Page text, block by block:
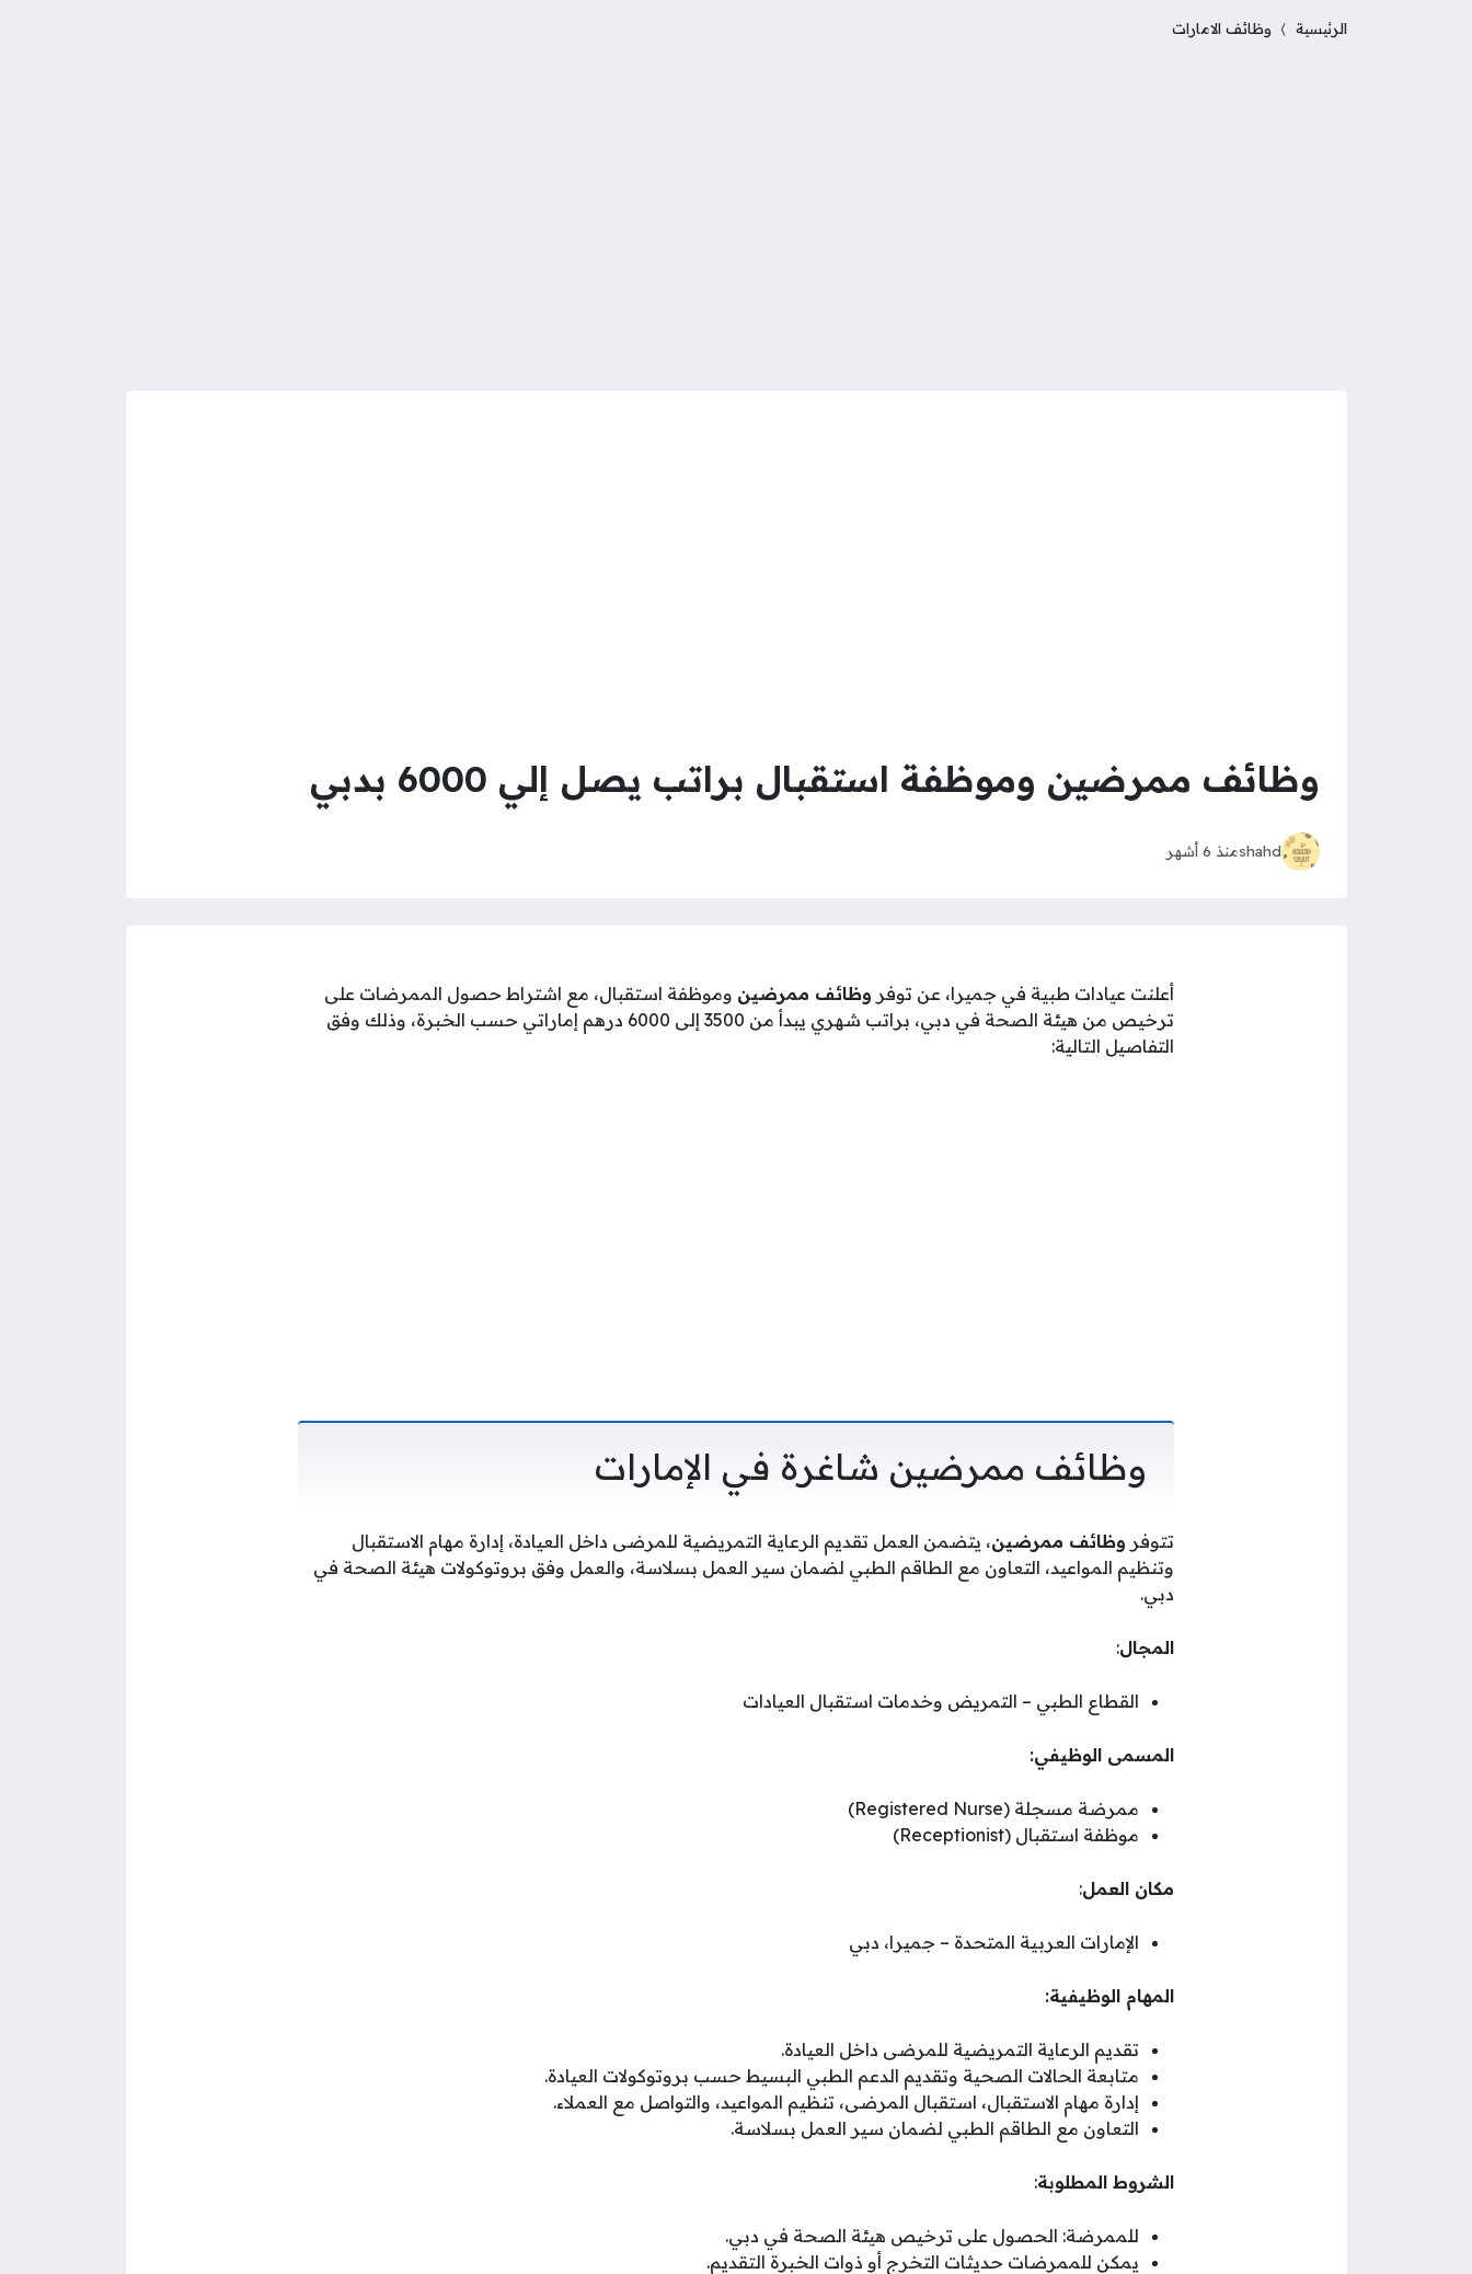
الرئيسية وظائف الامارات
وظائف ممرضين وموظفة استقبال براتب يصل إلي 6000 بدبي
shahdمنذ 6 أشهر
أعلنت عيادات طبية في جميرا، عن توفر وظائف ممرضين وموظفة استقبال، مع اشتراط حصول الممرضات على
ترخيص من هيئة الصحة في دبي، براتب شهري يبدأ من 3500 إلى 6000 درهم إماراتي حسب الخبرة، وذلك وفق
التفاصيل التالية:
وظائف ممرضين شاغرة في الإمارات
تتوفر وظائف ممرضين، يتضمن العمل تقديم الرعاية التمريضية للمرضى داخل العيادة، إدارة مهام الاستقبال
وتنظيم المواعيد، التعاون مع الطاقم الطبي لضمان سير العمل بسلاسة، والعمل وفق بروتوكولات هيئة الصحة في
دبي.
المجال:
القطاع الطبي – التمريض وخدمات استقبال العيادات
المسمى الوظيفي:
ممرضة مسجلة (Registered Nurse)
موظفة استقبال (Receptionist)
مكان العمل:
الإمارات العربية المتحدة – جميرا، دبي
المهام الوظيفية:
تقديم الرعاية التمريضية للمرضى داخل العيادة.
متابعة الحالات الصحية وتقديم الدعم الطبي البسيط حسب بروتوكولات العيادة.
إدارة مهام الاستقبال، استقبال المرضى، تنظيم المواعيد، والتواصل مع العملاء.
التعاون مع الطاقم الطبي لضمان سير العمل بسلاسة.
الشروط المطلوبة:
للممرضة: الحصول على ترخيص هيئة الصحة في دبي.
يمكن للممرضات حديثات التخرج أو ذوات الخبرة التقديم.